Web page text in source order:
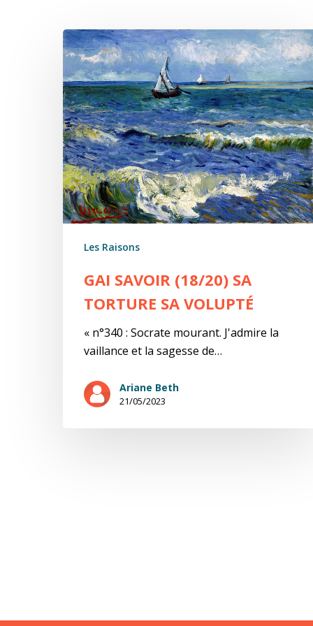
Gai
savoir
(18/20)
Sa
torture
sa
volupté
Les Raisons
GAI SAVOIR (18/20) SA
TORTURE SA VOLUPTÉ
« n°340 : Socrate mourant. J'admire la
vaillance et la sagesse de…
Ariane Beth
21/05/2023